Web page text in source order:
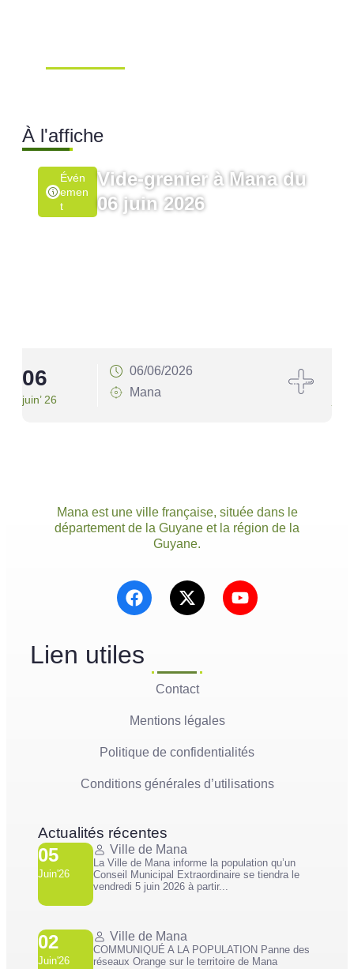
À l'affiche
Évén
Emen
T
Vide-grenier à Mana du
06 juin 2026
06
juin’ 26
06/06/2026
Mana
Mana est une ville française, située dans le
département de la Guyane et la région de la
Guyane.
Lien utiles
Contact
Mentions légales
Politique de confidentialités
Conditions générales d’utilisations
Actualités récentes
05
Juin'26
Ville de Mana
La Ville de Mana informe la population qu’un
Conseil Municipal Extraordinaire se tiendra le
vendredi 5 juin 2026 à partir...
02
Juin'26
Ville de Mana
COMMUNIQUÉ A LA POPULATION Panne des
réseaux Orange sur le territoire de Mana